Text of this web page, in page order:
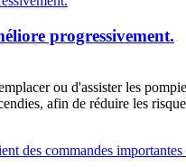
progressivement.
ou d'assister les
afin de réduire les